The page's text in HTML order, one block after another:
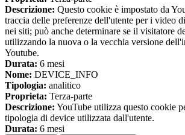
Descrizione: Questo cookie è impostato da
traccia delle preferenze dell'utente per i video
nei siti; può anche determinare se il visitatore
utilizzando la nuova o la vecchia versione
Youtube.
Durata: 6 mesi
Nome: DEVICE_INFO
Tipologia: analitico
Proprieta: Terza-parte
Descrizione: YouTube utilizza questo cookie
tipologia di device utilizzata dall'utente.
Durata: 6 mesi